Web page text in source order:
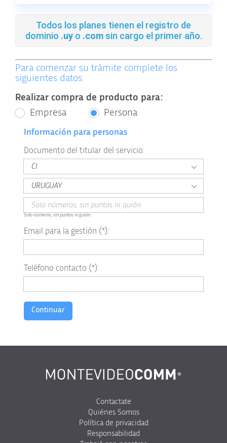
Todos los planes tienen el registro de
dominio .uyo .comsin cargo el primer año.
Para comenzar su trámite complete los
siguientes datos:
Realizar compra de producto para:
Empresa
Persona
Información para personas
Documento del titular del servicio:
Solo números, sin puntos ni guión
Email para la gestión (*):
Teléfono contacto (*):
Contactate
Quiénes Somos
Política de privacidad
Responsabilidad